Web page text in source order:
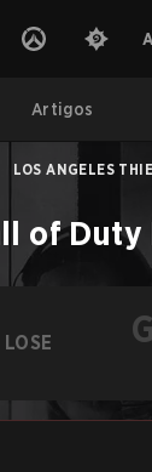
Artigos
LOS ANGELES
of Duty
LOSE